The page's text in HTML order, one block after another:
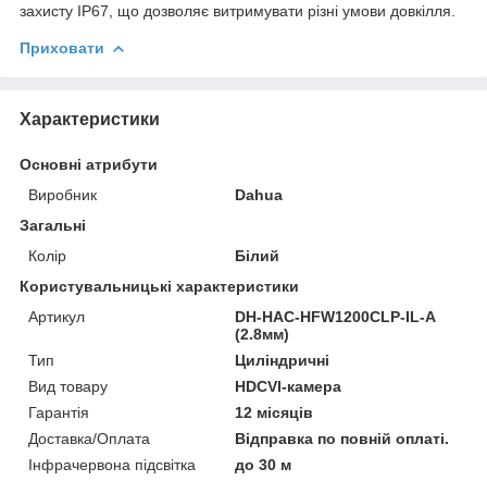
захисту IP67, що дозволяє витримувати різні умови довкілля.
Приховати
Характеристики
Основні атрибути
Виробник
Dahua
Загальні
Колір
Білий
Користувальницькі характеристики
Артикул
DH-HAC-HFW1200CLP-IL-A
(2.8мм)
Тип
Циліндричні
Вид товару
HDCVI-камера
Гарантія
12 місяців
Доставка/Оплата
Відправка по повній оплаті.
Інфрачервона підсвітка
до 30 м